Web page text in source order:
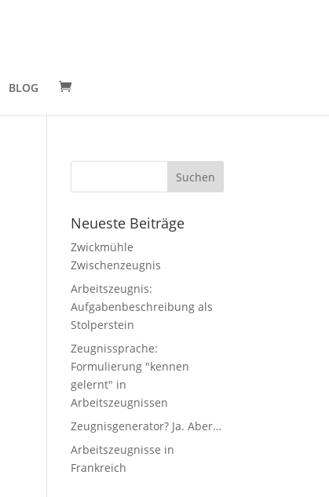
BLOG
Neueste Beiträge
Zwickmühle
Zwischenzeugnis
Arbeitszeugnis:
Aufgabenbeschreibung als
Stolperstein
Zeugnissprache:
Formulierung "kennen
gelernt" in
Arbeitszeugnissen
Zeugnisgenerator? Ja. Aber…
Arbeitszeugnisse in
Frankreich